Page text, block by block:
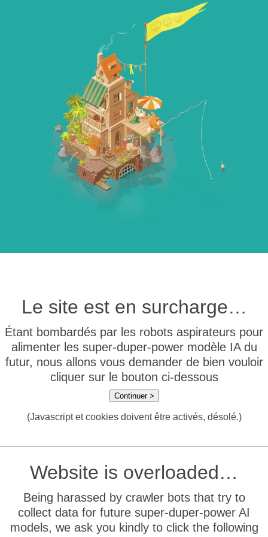
Le site est en surcharge…
Étant bombardés par les robots aspirateurs pour
alimenter les super-duper-power modèle IA du
futur, nous allons vous demander de bien vouloir
cliquer sur le bouton ci-dessous
Continuer >
(Javascript et cookies doivent être activés, désolé.)
Website is overloaded…
Being harassed by crawler bots that try to
collect data for future super-duper-power AI
models, we ask you kindly to click the following